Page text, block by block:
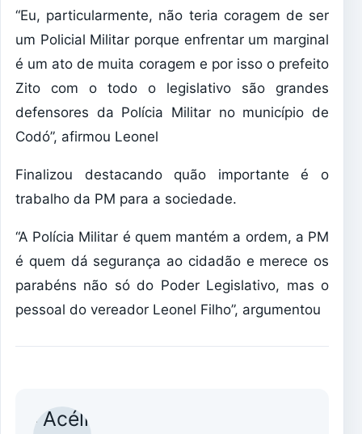
“Eu, particularmente, não teria coragem de ser
um Policial Militar porque enfrentar um marginal
é um ato de muita coragem e por isso o prefeito
Zito com o todo o legislativo são grandes
defensores da Polícia Militar no município de
Codó”, afirmou Leonel
Finalizou destacando quão importante é o
trabalho da PM para a sociedade.
“A Polícia Militar é quem mantém a ordem, a PM
é quem dá segurança ao cidadão e merece os
parabéns não só do Poder Legislativo, mas o
pessoal do vereador Leonel Filho”, argumentou